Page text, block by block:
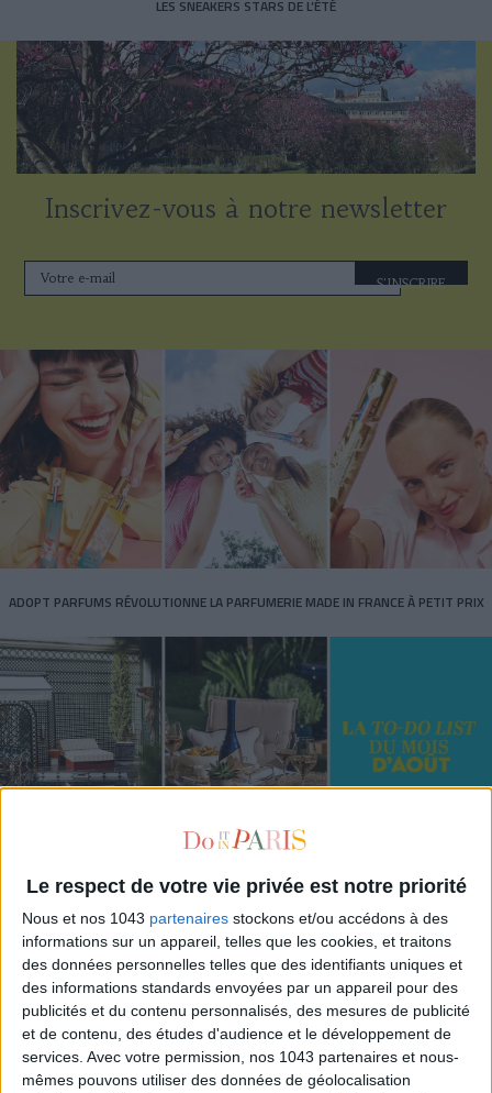
Le respect de votre vie privée est notre priorité
Nous et nos 1043 partenaires stockons et/ou accédons à des
informations sur un appareil, telles que les cookies, et traitons
des données personnelles telles que des identifiants uniques et
des informations standards envoyées par un appareil pour des
publicités et du contenu personnalisés, des mesures de publicité
et de contenu, des études d'audience et le développement de
services. Avec votre permission, nos 1043 partenaires et nous-
mêmes pouvons utiliser des données de géolocalisation
LES SNEAKERS STARS DE L’ÉTÉ
Inscrivez-vous à notre newsletter
S'INSCRIRE
ADOPT PARFUMS RÉVOLUTIONNE LA PARFUMERIE MADE IN FRANCE À PETIT PRIX
TOUT CE QUE VOUS DEVEZ FAIRE À PARIS EN AOÛT